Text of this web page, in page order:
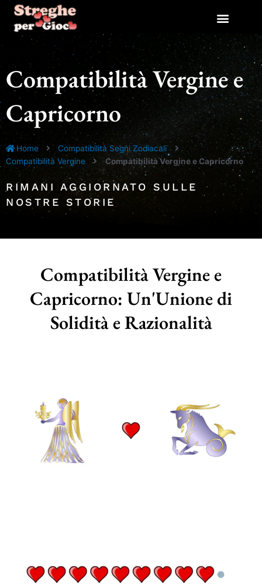
contenuto
Compatibilità Vergine e
Capricorno
Home
Compatibilità Segni Zodiacali
Compatibilità Vergine
Compatibilità Vergine e Capricorno
RIMANI AGGIORNATO SULLE
NOSTRE STORIE
Compatibilità Vergine e
Capricorno: Un'Unione di
Solidità e Razionalità